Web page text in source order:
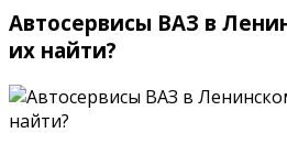
Автосервисы ВАЗ в
их найти?